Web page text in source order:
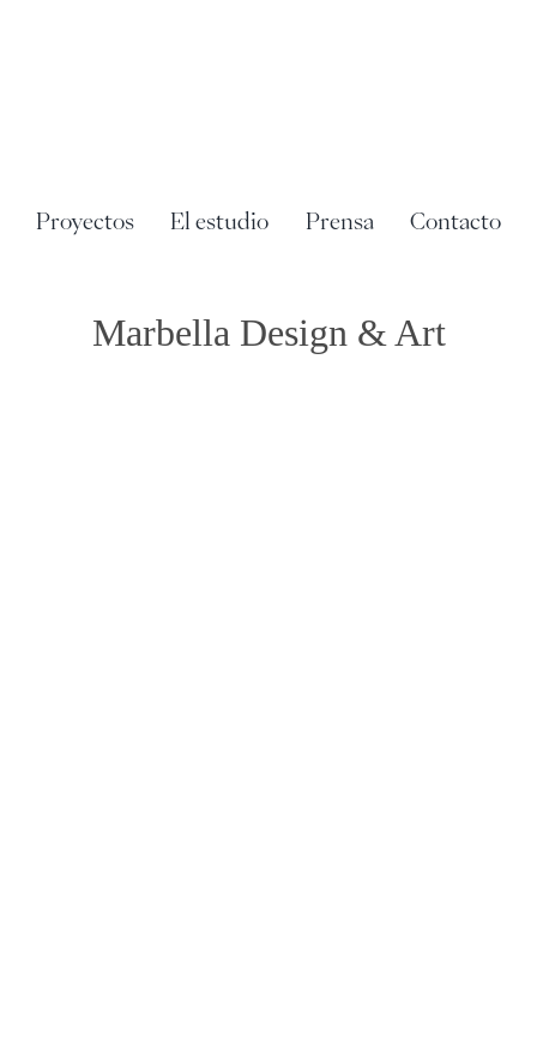
Proyectos El estudio Prensa Contacto
Marbella Design & Art